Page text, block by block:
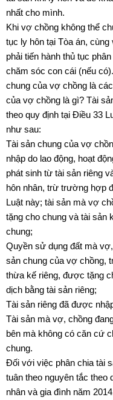
nhất cho mình.
Khi vợ chồng không thể
tục ly hôn tại Tòa án,
phải tiến hành thủ tục
chăm sóc con cái (nếu
chung của vợ chồng là
của vợ chồng là gì? Tài
theo quy định tại Điều 33
như sau:
Tài sản chung của vợ
nhập do lao động, hoạt
phát sinh từ tài sản riêng
hôn nhân, trừ trường hợp
Luật này; tài sản mà vợ
tặng cho chung và tài sản
chung;
Quyền sử dụng đất mà
sản chung của vợ chồng,
thừa kế riêng, được tặng
dịch bằng tài sản riêng;
Tài sản riêng đã được
Tài sản mà vợ, chồng
bên mà không có căn cứ
chung.
Đối với việc phân chia tài
tuân theo nguyên tắc theo
nhân và gia đình năm